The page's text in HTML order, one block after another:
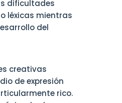
dificultades
léxicas mientras
del
creativas
de expresión
rico.